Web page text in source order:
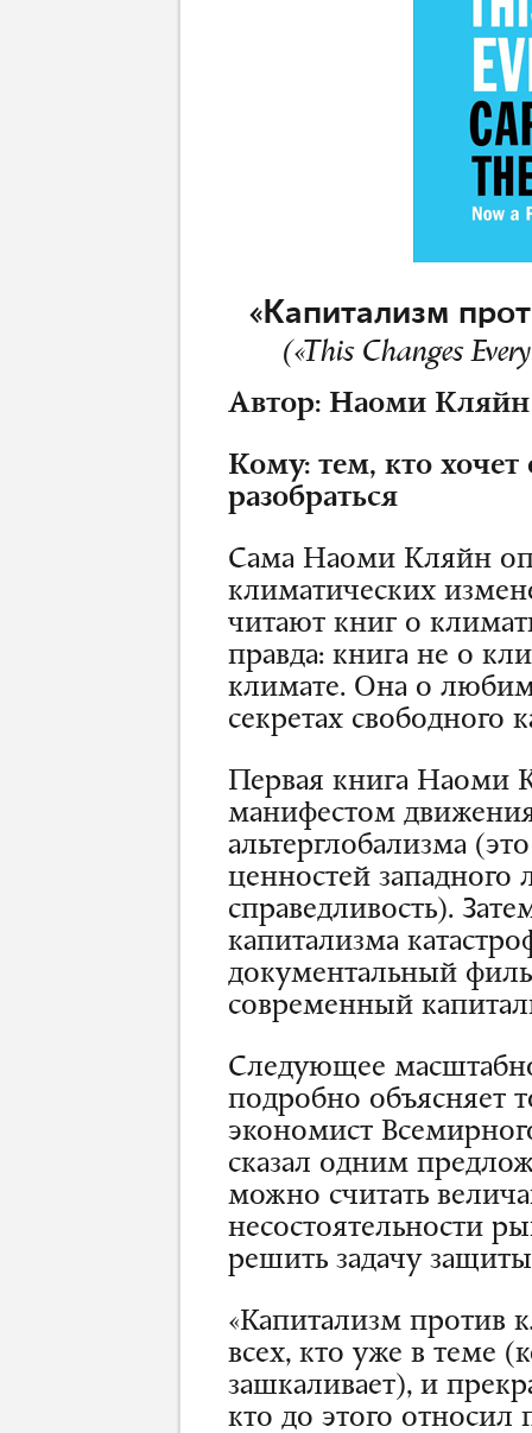
«Капитализм
(«This Changes
Автор: Наоми Кляйн
Кому: тем, кто хочет
разобраться
Сама Наоми Кляйн
климатических
читают книг о
правда: книга не о
климате. Она о
секретах свободного
Первая книга Наоми
манифестом
альтерглобализма
ценностей западного
справедливость).
капитализма
документальный
современный
Следующее
подробно объясняет
экономист
сказал одним
можно считать
несостоятельности
решить задачу
«Капитализм против
всех, кто уже в теме
зашкаливает), и
кто до этого